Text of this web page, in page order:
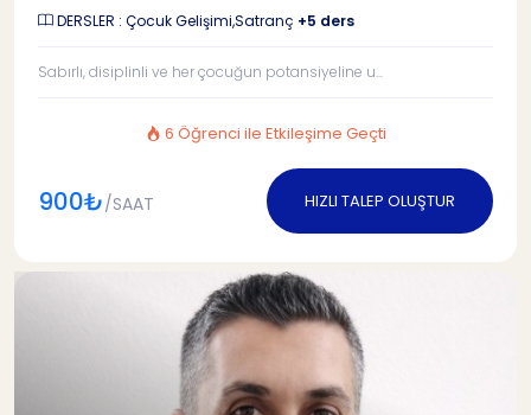
DERSLER : Çocuk Gelişimi,Satranç +5 ders
Sabırlı, disiplinli ve her çocuğun potansiyeline u...
6 Öğrenci ile Etkileşime Geçti
900₺/SAAT HIZLI TALEP OLUŞTUR